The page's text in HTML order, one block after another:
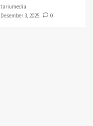
tariumedia
Desember 3, 2025
0